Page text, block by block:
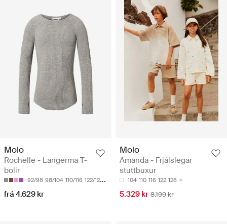
Molo
Rochelle - Langerma T-
bolir
92/98 98/104 110/116 122/128 134/140
frá 4.629 kr
Molo
Amanda - Frjálslegar
stuttbuxur
104 110 116 122 128
5.329 kr 8.199 kr